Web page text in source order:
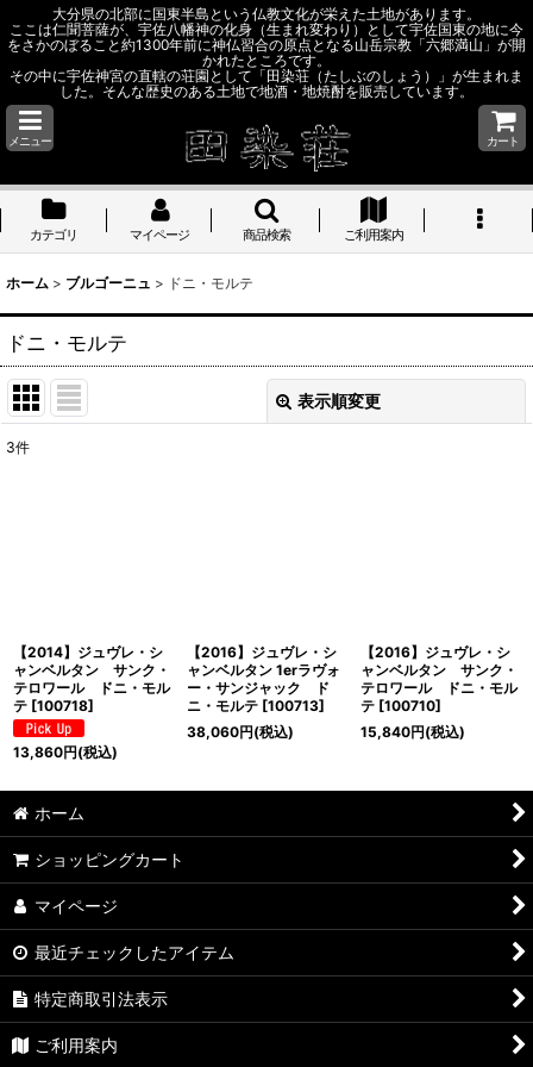
大分県の北部に国東半島という仏教文化が栄えた土地があります。
ここは仁聞菩薩が、宇佐八幡神の化身（生まれ変わり）として宇佐国東の地に今
をさかのぼること約1300年前に神仏習合の原点となる山岳宗教「六郷満山」が開
かれたところです。
その中に宇佐神宮の直轄の荘園として「田染荘（たしぶのしょう）」が生まれま
した。そんな歴史のある土地で地酒・地焼酎を販売しています。
メニュー カート
カテゴリ マイページ 商品検索 ご利用案内
ホーム > ブルゴーニュ > ドニ・モルテ
ドニ・モルテ
表示順変更
3件
【2014】ジュヴレ・シ
ャンベルタン サンク・
テロワール ドニ・モル
テ [100718]
13,860円(税込)
【2016】ジュヴレ・シ
ャンベルタン 1erラヴォ
ー・サンジャック ド
ニ・モルテ [100713]
38,060円(税込)
【2016】ジュヴレ・シ
ャンベルタン サンク・
テロワール ドニ・モル
テ [100710]
15,840円(税込)
ホーム
ショッピングカート
マイページ
最近チェックしたアイテム
特定商取引法表示
ご利用案内